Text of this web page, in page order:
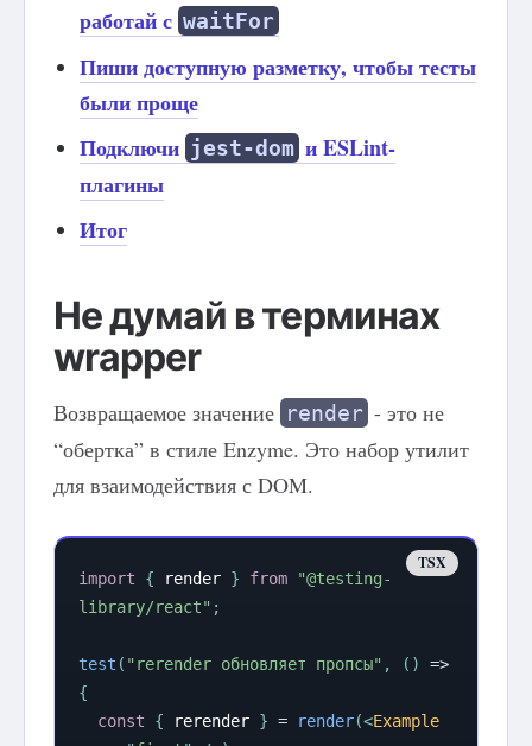
работай с waitFor
Пиши доступную разметку, чтобы тесты
были проще
Подключи jest-dom и ESLint-
плагины
Итог
Не думай в терминах
wrapper
Возвращаемое значение render - это не
“обертка” в стиле Enzyme. Это набор утилит
для взаимодействия с DOM.
import { render } from
"@testing-
library/react" ;
test ( "rerender обновляет пропсы" , ( )
=>
{
const
{ rerender } = render(<Example